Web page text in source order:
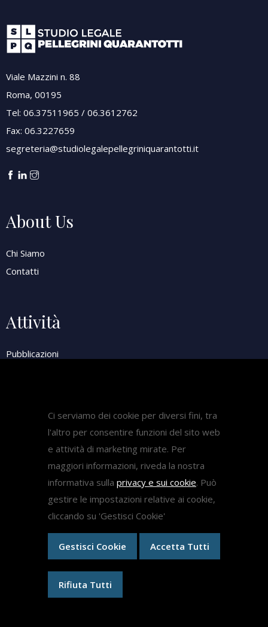
Ci serviamo dei cookie per diversi fini, tra
l'altro per consentire funzioni del sito web
e attività di marketing mirate. Per
maggiori informazioni, riveda la nostra
informativa sulla privacy e sui cookie. Può
gestire le impostazioni relative ai cookie,
cliccando su 'Gestisci Cookie'
Gestisci Cookie Accetta Tutti
Rifiuta Tutti
Viale Mazzini n. 88
Roma, 00195
Tel: 06.37511965 / 06.3612762
Fax: 06.3227659
segreteria@studiolegalepellegriniquarantotti.it
About Us
Chi Siamo
Contatti
Attività
Pubblicazioni
Ricorsi
Ricorsi Test Medicina 2024
Ricorso Concorso Dirigenti Scolastici
Ricorsi specializzazioni mediche